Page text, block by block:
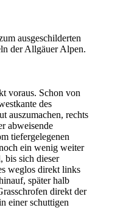
ausgeschilderten
der Allgäuer Alpen.
voraus. Schon von
des
auszumachen, rechts
abweisende
tiefergelegenen
ein wenig weiter
bis sich dieser
weglos direkt links
später halb
direkt der
einer schuttigen